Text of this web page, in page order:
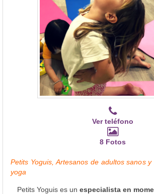
Ver teléfono
8 Fotos
Petits Yoguis, Artesanos de adultos sanos
yoga
Petits Yoguis es un especialista en